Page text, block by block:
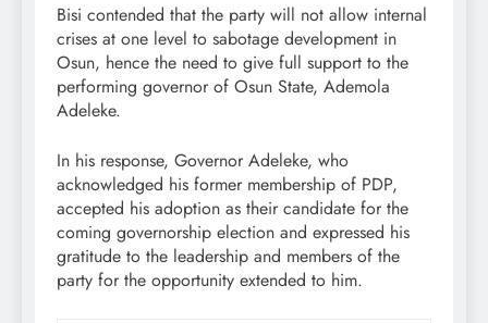
Bisi contended that the party will not allow internal
crises at one level to sabotage development in
Osun, hence the need to give full support to the
performing governor of Osun State, Ademola
Adeleke.
In his response, Governor Adeleke, who
acknowledged his former membership of PDP,
accepted his adoption as their candidate for the
coming governorship election and expressed his
gratitude to the leadership and members of the
party for the opportunity extended to him.